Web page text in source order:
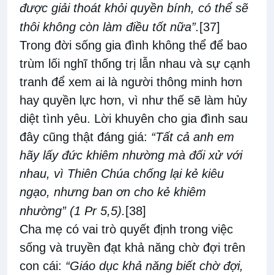
được giải thoát khỏi quyền bính, có thể sẽ
thôi không còn làm điều tốt nữa”. [37]
Trong đời sống gia đình không thể để bao
trùm lối nghĩ thống trị lẫn nhau và sự cạnh
tranh để xem ai là người thông minh hơn
hay quyền lực hơn, vì như thế sẽ làm hủy
diệt tình yêu. Lời khuyên cho gia đình sau
đây cũng thật đáng giá: “Tất cả anh em
hãy lấy đức khiêm nhường mà đối xử với
nhau, vì Thiên Chúa chống lại kẻ kiêu
ngạo, nhưng ban ơn cho kẻ khiêm
nhường” (1 Pr 5,5). [38]
Cha mẹ có vai trò quyết định trong việc
sống và truyền đạt khả năng chờ đợi trên
con cái: “Giáo dục khả năng biết chờ đợi,